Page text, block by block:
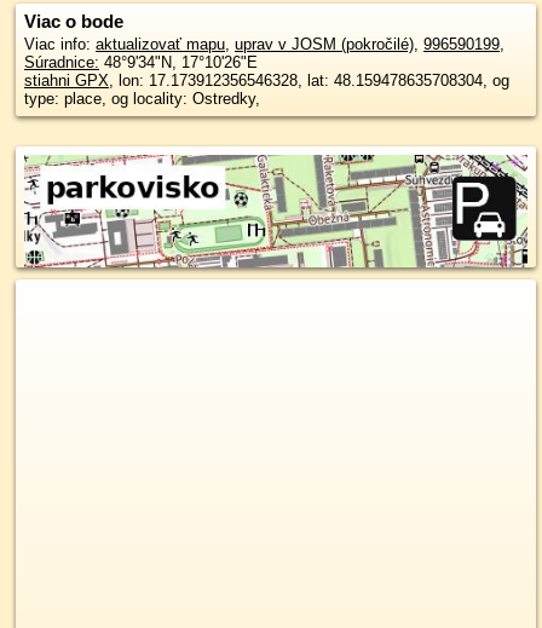
Viac o bode
Viac info: aktualizovať mapu, uprav v JOSM (pokročilé), 996590199,
Súradnice: 48°9'34"N, 17°10'26"E
stiahni GPX, lon: 17.173912356546328, lat: 48.159478635708304, og
type: place, og locality: Ostredky,